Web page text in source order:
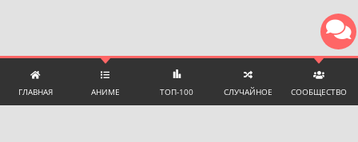
ГЛАВНАЯ АНИМЕ ТОП-100 СЛУЧАЙНОЕ СООБЩЕСТВО